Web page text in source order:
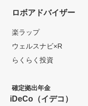
ロボアドバイザー
楽ラップ
ウェルスナビ×R
らくらく投資
確定拠出年金
iDeCo（イデコ）